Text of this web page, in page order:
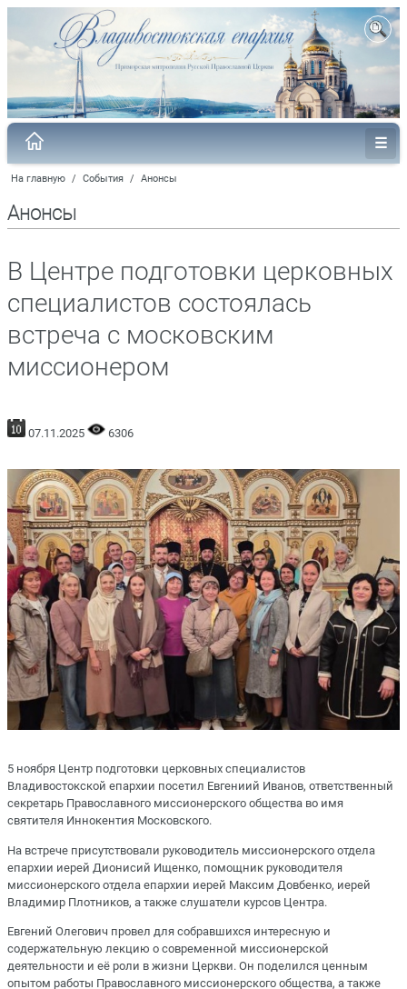
На главную / События / Анонсы
Анонсы
В Центре подготовки церковных
специалистов состоялась
встреча с московским
миссионером
07.11.2025 6306
5 ноября Центр подготовки церковных специалистов
Владивостокской епархии посетил Евгениий Иванов, ответственный
секретарь Православного миссионерского общества во имя
святителя Иннокентия Московского.
На встрече присутствовали руководитель миссионерского отдела
епархии иерей Дионисий Ищенко, помощник руководителя
миссионерского отдела епархии иерей Максим Довбенко, иерей
Владимир Плотников, а также слушатели курсов Центра.
Евгений Олегович провел для собравшихся интересную и
содержательную лекцию о современной миссионерской
деятельности и её роли в жизни Церкви. Он поделился ценным
опытом работы Православного миссионерского общества, а также